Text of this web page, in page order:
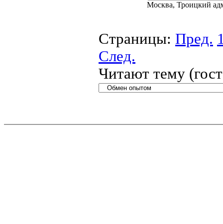
Москва, Троицкий
Страницы: Пред.
След.
Читают тему